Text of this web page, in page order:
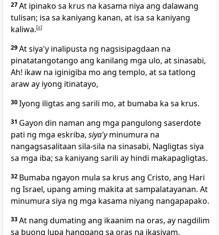
27At ipinako sa krus na kasama niya ang dalawang
tulisan; isa sa kaniyang kanan, at isa sa kaniyang
kaliwa.[a]
29At siya'y inalipusta ng nagsisipagdaan na
pinatatangotango ang kanilang mga ulo, at sinasabi,
Ah! ikaw na iginigiba mo ang templo, at sa tatlong
araw ay iyong itinatayo,
30Iyong iligtas ang sarili mo, at bumaba ka sa krus.
31 Gayon din naman ang mga pangulong saserdote
pati ng mga eskriba, siya'yminumura na
nangagsasalitaan sila-sila na sinasabi, Nagligtas siya
sa mga iba; sa kaniyang sarili ay hindi makapagligtas.
32 Bumaba ngayon mula sa krus ang Cristo, ang Hari
ng Israel, upang aming makita at sampalatayanan. At
minumura siya ng mga kasama niyang nangapapako.
33At nang dumating ang ikaanim na oras, ay nagdilim
sa buong lupa hanggang sa oras na ikasiyam.